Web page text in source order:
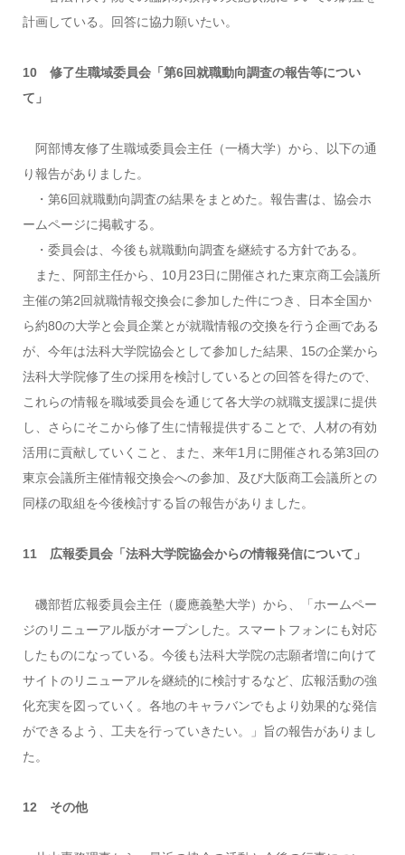
計画している。回答に協力願いたい。
10 修了生職域委員会「第6回就職動向調査の報告等につい
て」
阿部博友修了生職域委員会主任（一橋大学）から、以下の通
り報告がありました。
・第6回就職動向調査の結果をまとめた。報告書は、協会ホ
ームページに掲載する。
・委員会は、今後も就職動向調査を継続する方針である。
また、阿部主任から、10月23日に開催された東京商工会議所
主催の第2回就職情報交換会に参加した件につき、日本全国か
ら約80の大学と会員企業とが就職情報の交換を行う企画である
が、今年は法科大学院協会として参加した結果、15の企業から
法科大学院修了生の採用を検討しているとの回答を得たので、
これらの情報を職域委員会を通じて各大学の就職支援課に提供
し、さらにそこから修了生に情報提供することで、人材の有効
活用に貢献していくこと、また、来年1月に開催される第3回の
東京会議所主催情報交換会への参加、及び大阪商工会議所との
同様の取組を今後検討する旨の報告がありました。
11 広報委員会「法科大学院協会からの情報発信について」
磯部哲広報委員会主任（慶應義塾大学）から、「ホームペー
ジのリニューアル版がオープンした。スマートフォンにも対応
したものになっている。今後も法科大学院の志願者増に向けて
サイトのリニューアルを継続的に検討するなど、広報活動の強
化充実を図っていく。各地のキャラバンでもより効果的な発信
ができるよう、工夫を行っていきたい。」旨の報告がありまし
た。
12 その他